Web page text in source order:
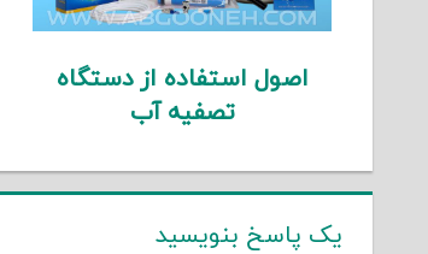
اصول استفاده از دستگاه
تصفیه آب
یک پاسخ بنویسید